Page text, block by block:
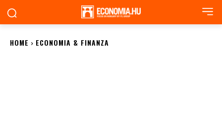
HOME ECONOMIA & FINANZA